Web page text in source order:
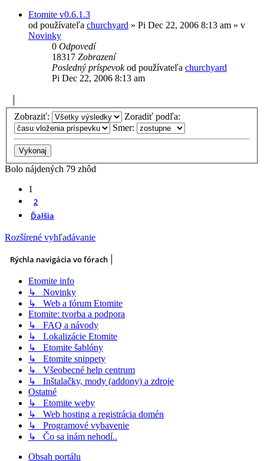
Etomite v0.6.1.3
od používateľa churchyard » Pi Dec 22, 2006 8:13 am » v
Novinky
0 Odpovedí
18317 Zobrazení
Posledný príspevokod používateľa churchyard
Pi Dec 22, 2006 8:13 am
Zobraziť:
Zoradiť podľa:
Smer:
Bolo nájdených 79 zhôd
1
2
Ďalšia
Rozšírené vyhľadávanie
Rýchla navigácia vo fórach
Etomite info
↳ Novinky
↳ Web a fórum Etomite
Etomite: tvorba a podpora
↳ FAQ a návody
↳ Lokalizácie Etomite
↳ Etomite šablóny
↳ Etomite snippety
↳ Všeobecné help centrum
↳ Inštalačky, mody (addony) a zdroje
Ostatné
↳ Etomite weby
↳ Web hosting a registrácia domén
↳ Programové vybavenie
↳ Čo sa inám nehodí..
Obsah portálu